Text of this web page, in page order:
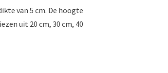
van 5 cm. De hoogte
uit 20 cm, 30 cm, 40